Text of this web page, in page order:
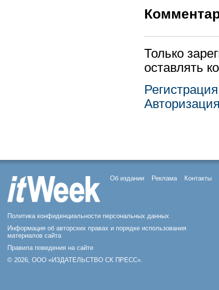
Только
оставлять
Регистрация
Об издании Реклама Контакты
Политика конфиденциальности персональных данных
Информация об авторских правах и порядке использования
материалов сайта
Правила поведения на сайте
© 2026, ООО «ИЗДАТЕЛЬСТВО СК ПРЕСС».